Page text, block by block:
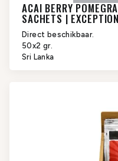
ACAI BERRY
SACHETS |
Direct beschikbaar.
50x2 gr.
Sri Lanka